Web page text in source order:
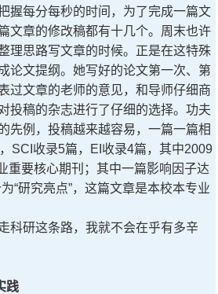
握每分每秒的时间，为了完成一篇文
文章的修改稿都有十几个。周末也许
理思路写文章的时候。正是在这特殊
论文提纲。她写好的论文第一次、第
过文章的老师的意见，和导师仔细商
投稿的杂志进行了仔细的选择。功夫
先例，投稿越来越容易，一篇一篇相
SCI收录5篇，EI收录4篇，其中2009
重要核心期刊；其中一篇影响因子达
“研究亮点”，这篇文章是本校本专业
研这条路，我就不会在乎有多辛
践